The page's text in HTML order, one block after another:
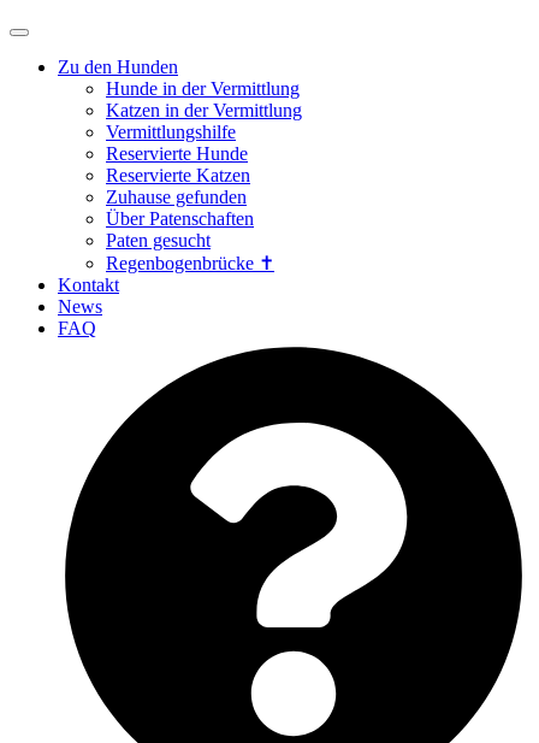
Zu den Hunden
Hunde in der Vermittlung
Katzen in der Vermittlung
Vermittlungshilfe
Reservierte Hunde
Reservierte Katzen
Zuhause gefunden
Über Patenschaften
Paten gesucht
Regenbogenbrücke ✝
Kontakt
News
FAQ